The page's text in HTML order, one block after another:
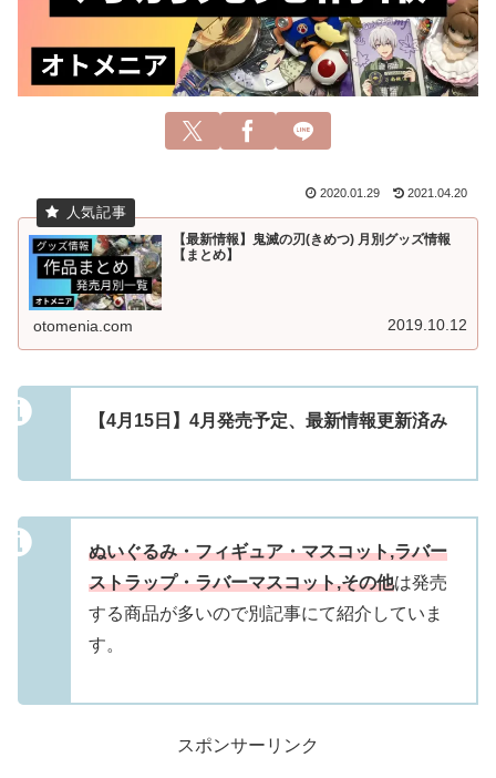
2020.01.29 2021.04.20
【最新情報】鬼滅の刃(きめつ) 月別グッズ情報
【まとめ】
otomenia.com 2019.10.12
【4月15日】4月発売予定、最新情報更新済み
ぬいぐるみ・フィギュア・マスコット,ラバー
ストラップ・ラバーマスコット,その他は発売
する商品が多いので別記事にて紹介していま
す。
スポンサーリンク